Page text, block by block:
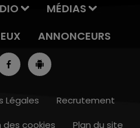
MÉDIAS
ANNONCEURS
Légales
Recrutement
des cookies Plan du site